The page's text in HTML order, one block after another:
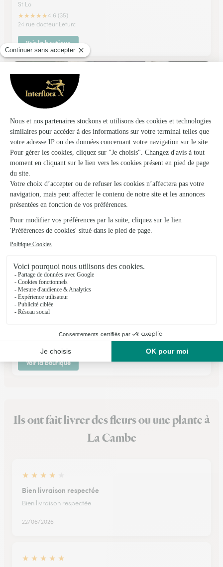
St Lo
★★★★★4.6 (35)
24 rue docteur Leturc
Voir la boutique
Lecocq & Leloup, Fleuriste
Agneaux
★★
Place de la Palière
Voir la boutique
La Boutique de Fleurs
4.8 (117)
C.Cial Intermarché rue Popielujko
Voir la boutique
Ils ont fait livrer des fleurs ou une plante à
La Cambe
★ ★ ★ ★
Bien livraison respectée
Bien livraison respectée
22/06/2026
★ ★ ★ ★ ★